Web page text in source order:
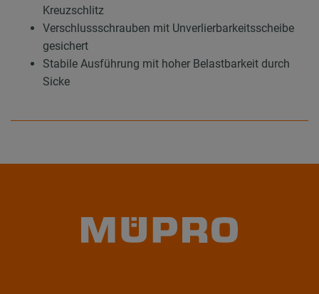
Kreuzschlitz
Verschlussschrauben mit Unverlierbarkeitsscheibe
gesichert
Stabile Ausführung mit hoher Belastbarkeit durch
Sicke